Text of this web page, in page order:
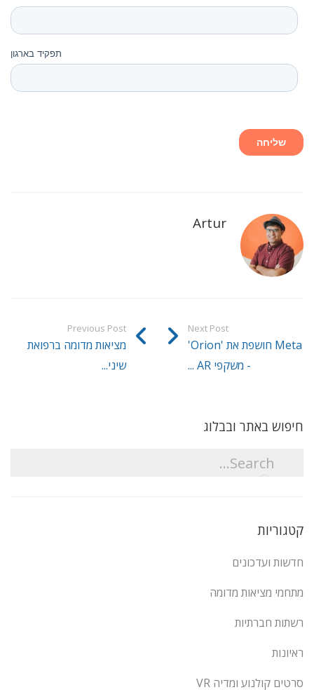
Artur
Previous Post
מציאות מדומה ברפואת
שיני...
Next Post
Meta חושפת את 'Orion'
- משקפי AR ...
חיפוש באתר ובבלוג
קטגוריות
חדשות ועדכונים
מתחמי מציאות מדומה
רשתות חברתיות
ראיונות
סרטים קולנוע ומדיה VR